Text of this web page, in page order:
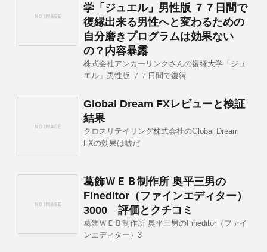
学「ジュエル」男性版 ７７日間で
復縁出来る男性へと変わるための
自分磨きプログラムは効果ない
の？内容暴露
株式会社アンカーリンクさんの復縁大学「ジュ
エル」男性版 ７７日間で復縁
Global Dream FXレビューと検証
結果
クロスリテイリング株式会社のGlobal Dream
FXの効果は嘘だ
葛飾ＷＥＢ制作所 奥平三男の
Fineditor（ファインエディター）
3000 評価とクチコミ
葛飾ＷＥＢ制作所 奥平三男のFineditor（ファイ
ンエディター）3